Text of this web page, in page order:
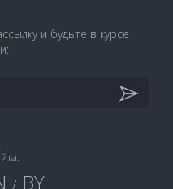
и будьте в курсе
/ BY